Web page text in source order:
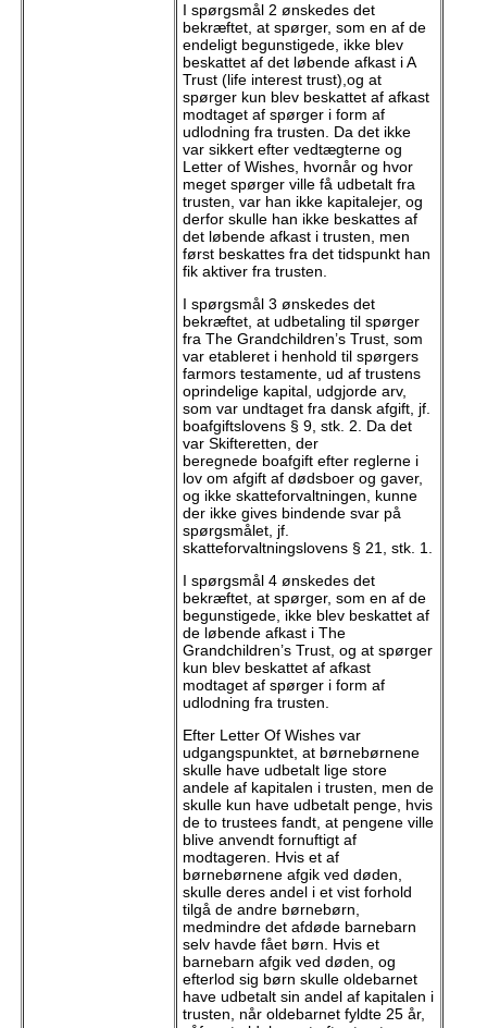
I spørgsmål 2 ønskedes det
bekræftet, at spørger, som en af de
endeligt begunstigede, ikke blev
beskattet af det løbende afkast i A
Trust (life interest trust),og at
spørger kun blev beskattet af afkast
modtaget af spørger i form af
udlodning fra trusten. Da det ikke
var sikkert efter vedtægterne og
Letter of Wishes, hvornår og hvor
meget spørger ville få udbetalt fra
trusten, var han ikke kapitalejer, og
derfor skulle han ikke beskattes af
det løbende afkast i trusten, men
først beskattes fra det tidspunkt han
fik aktiver fra trusten.
I spørgsmål 3 ønskedes det
bekræftet, at udbetaling til spørger
fra The Grandchildren’s Trust, som
var etableret i henhold til spørgers
farmors testamente, ud af trustens
oprindelige kapital, udgjorde arv,
som var undtaget fra dansk afgift, jf.
boafgiftslovens § 9, stk. 2. Da det
var Skifteretten, der
beregnede boafgift efter reglerne i
lov om afgift af dødsboer og gaver,
og ikke skatteforvaltningen, kunne
der ikke gives bindende svar på
spørgsmålet, jf.
skatteforvaltningslovens § 21, stk. 1.
I spørgsmål 4 ønskedes det
bekræftet, at spørger, som en af de
begunstigede, ikke blev beskattet af
de løbende afkast i The
Grandchildren’s Trust, og at spørger
kun blev beskattet af afkast
modtaget af spørger i form af
udlodning fra trusten.
Efter Letter Of Wishes var
udgangspunktet, at børnebørnene
skulle have udbetalt lige store
andele af kapitalen i trusten, men de
skulle kun have udbetalt penge, hvis
de to trustees fandt, at pengene ville
blive anvendt fornuftigt af
modtageren. Hvis et af
børnebørnene afgik ved døden,
skulle deres andel i et vist forhold
tilgå de andre børnebørn,
medmindre det afdøde barnebarn
selv havde fået børn. Hvis et
barnebarn afgik ved døden, og
efterlod sig børn skulle oldebarnet
have udbetalt sin andel af kapitalen i
trusten, når oldebarnet fyldte 25 år,